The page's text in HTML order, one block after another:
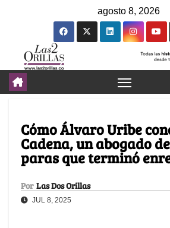
agosto 8, 2026
Cómo Álvaro Uribe
Cadena, un abogado
paras que terminó
Por Las Dos Orillas
JUL 8, 2025